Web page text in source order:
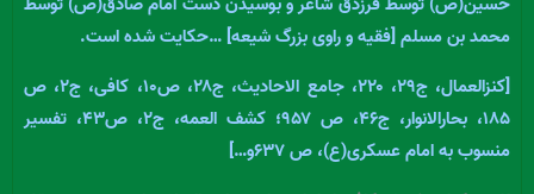
محمد بن مسلم [فقیه و راوی بزرگ شیعه] …حکایت شده است.
[کنزالعمال، ج۲۹، ۲۲۰، جامع الاحادیث، ج۲۸، ص۱۰، کافی، ج۲، ص
۱۸۵، بحارالانوار، ج۴۶، ص ۹۵۷؛ کشف العمه، ج۲، ص۴۳، تفسیر
منسوب به امام عسکری(ع)، ص ۶۳۷و…]